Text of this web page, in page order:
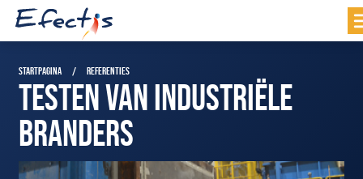
STARTPAGINA REFERENTIES
TESTEN VAN INDUSTRIËLE
BRANDERS